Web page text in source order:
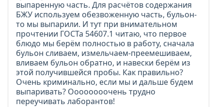
выпаренную часть. Для расчётов содержания
БЖУ используем обезвоженную часть, бульон-
то мы выпарили. И тут при внимательном
прочтении ГОСТа 54607.1 читаю, что первое
блюдо мы берём полностью в работу, сначала
бульон сливаем, измельчаем-преемешиваем,
вливаем бульон обратно, и навески берём из
этой получившейся пробы. Как правильно?
Очень криминально, если мы и дальше будем
выпаривать? Оооооооочень трудно
переучивать лаборантов!